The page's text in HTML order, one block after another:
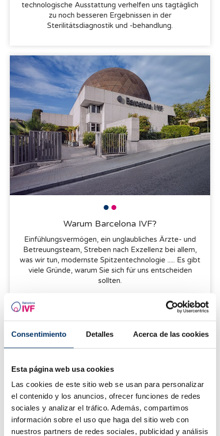
Consentimiento Detalles Acerca de las cookies
Esta página web usa cookies
Las cookies de este sitio web se usan para personalizar
el contenido y los anuncios, ofrecer funciones de redes
sociales y analizar el tráfico. Además, compartimos
información sobre el uso que haga del sitio web con
nuestros partners de redes sociales, publicidad y análisis
technologische Ausstattung verhelfen uns tagtäglich
zu noch besseren Ergebnissen in der
Sterilitätsdiagnostik und -behandlung.
Warum Barcelona IVF?
Einfühlungsvermögen, ein unglaubliches Ärzte- und
Betreuungsteam, Streben nach Exzellenz bei allem,
was wir tun, modernste Spitzentechnologie ..... Es gibt
viele Gründe, warum Sie sich für uns entscheiden
sollten.